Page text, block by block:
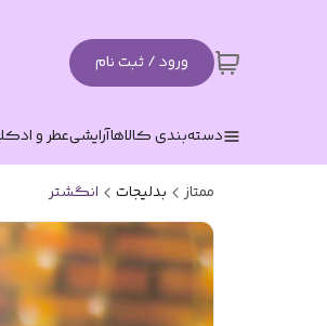
ورود / ثبت نام
دسته‌بندی کالاهاآرایشیعطر و
ممتاز بدلیجات انگشتر